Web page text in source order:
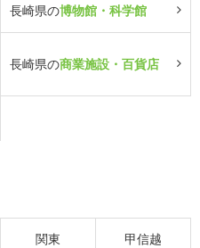
長崎県の博物館・科学館
長崎県の商業施設・百貨店
関東 甲信越